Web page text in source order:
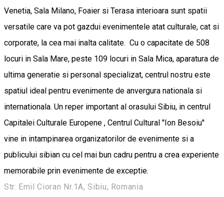
Venetia, Sala Milano, Foaier si Terasa interioara sunt spatii
versatile care va pot gazdui evenimentele atat culturale, cat si
corporate, la cea mai inalta calitate. Cu o capacitate de 508
locuri in Sala Mare, peste 109 locuri in Sala Mica, aparatura de
ultima generatie si personal specializat, centrul nostru este
spatiul ideal pentru evenimente de anvergura nationala si
internationala. Un reper important al orasului Sibiu, in centrul
Capitalei Culturale Europene , Centrul Cultural ''Ion Besoiu''
vine in intampinarea organizatorilor de evenimente si a
publicului sibian cu cel mai bun cadru pentru a crea experiente
memorabile prin evenimente de exceptie.
Str. Emil Cioran Nr.1A, Sibiu, Romania